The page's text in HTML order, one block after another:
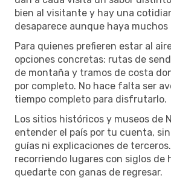
bien al visitante y hay una
desaparece aunque haya
Para quienes prefieren estar al
opciones concretas: rutas de
de montaña y tramos de costa
por completo. No hace falta ser
tiempo completo para disfrutarlo.
Los sitios históricos y museos de
entender el país por tu cuenta,
guías ni explicaciones de
recorriendo lugares con siglos de
quedarte con ganas de regresar.